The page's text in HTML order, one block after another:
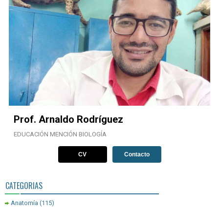
Prof. Arnaldo Rodríguez
EDUCACIÓN MENCIÓN BIOLOGÍA
CV Contacto
CATEGORIAS
Anatomía (115)